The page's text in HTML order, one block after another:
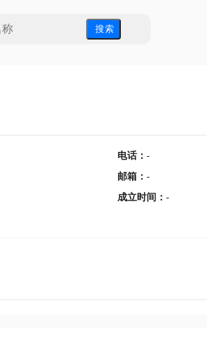
搜 索
电话： -
邮箱 ： -
成立时间 ： -